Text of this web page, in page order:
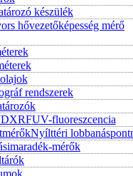
készülék
hővezetőképesség mérő
rendszerek
UV-fluoreszcencia
Nyílttéri
mérők